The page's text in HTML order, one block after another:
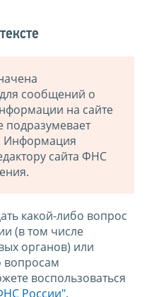
сообщений о
на сайте
Информация
сайта ФНС
какой-либо вопрос
(в том числе
органов) или
вопросам
воспользоваться
России".